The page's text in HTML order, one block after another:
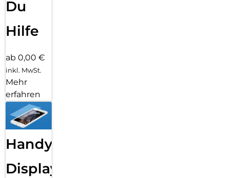
Du
Hilfe
ab 0,00 €
inkl. MwSt.
Mehr
erfahren
Handy
Displayfolie